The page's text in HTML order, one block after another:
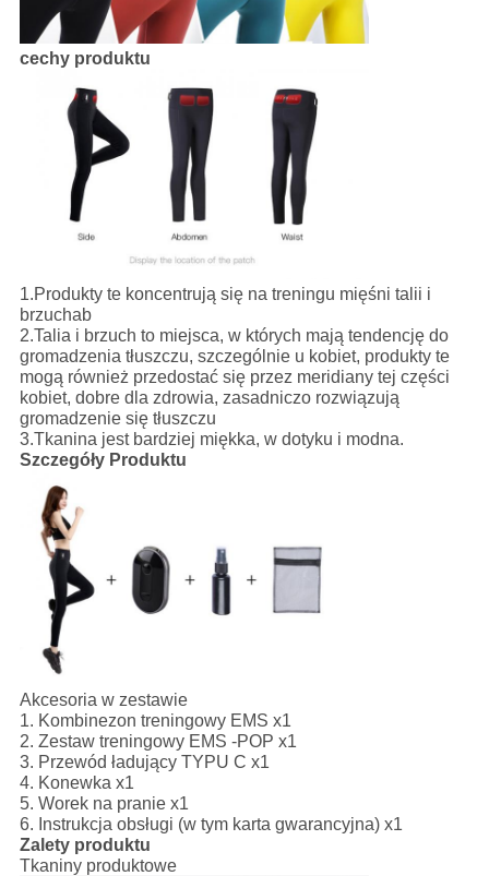
cechy produktu
1.Produkty te koncentrują się na treningu mięśni talii i
brzuchab
2.Talia i brzuch to miejsca, w których mają tendencję do
gromadzenia tłuszczu, szczególnie u kobiet, produkty te
mogą również przedostać się przez meridiany tej części
kobiet, dobre dla zdrowia, zasadniczo rozwiązują
gromadzenie się tłuszczu
3.Tkanina jest bardziej miękka, w dotyku i modna.
Szczegóły Produktu
Akcesoria w zestawie
1. Kombinezon treningowy EMS x1
2. Zestaw treningowy EMS -POP x1
3. Przewód ładujący TYPU C x1
4. Konewka x1
5. Worek na pranie x1
6. Instrukcja obsługi (w tym karta gwarancyjna) x1
Zalety produktu
Tkaniny produktowe